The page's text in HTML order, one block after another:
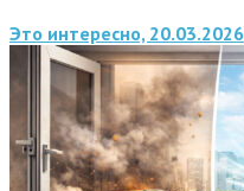
Это интересно, 20.03.2026